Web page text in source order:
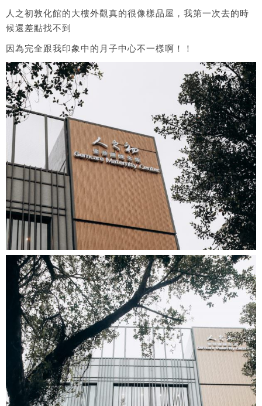
人之初敦化館的大樓外觀真的很像樣品屋，我第一次去的時
候還差點找不到
因為完全跟我印象中的月子中心不一樣啊！！